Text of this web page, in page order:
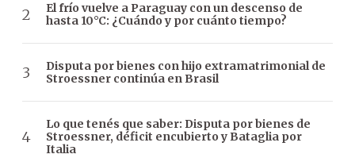
El frío vuelve a Paraguay con un descenso de
hasta 10°C: ¿Cuándo y por cuánto tiempo?
Disputa por bienes con hijo extramatrimonial de
Stroessner continúa en Brasil
Lo que tenés que saber: Disputa por bienes de
Stroessner, déficit encubierto y Bataglia por
Italia